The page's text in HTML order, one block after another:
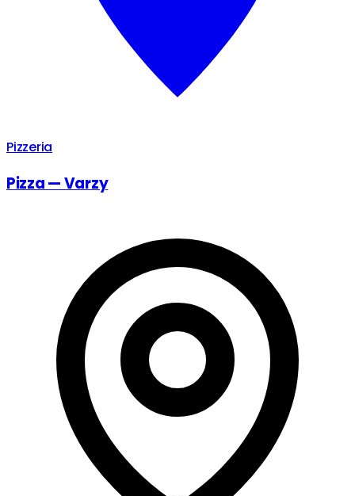
Pizzeria
Pizza — Varzy